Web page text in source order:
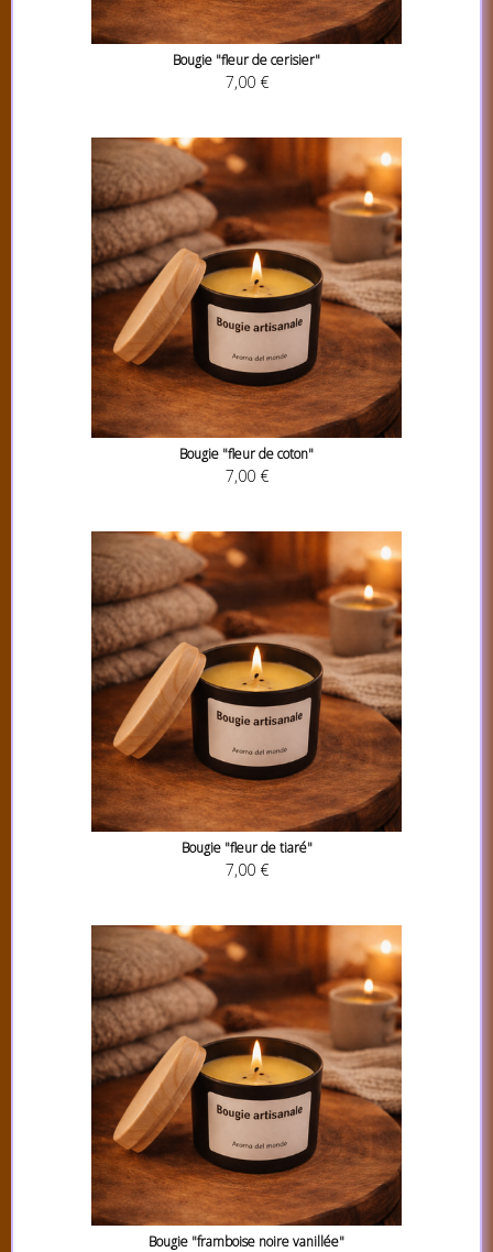
Bougie "fleur de cerisier"
7,00 €
Bougie "fleur de coton"
7,00 €
Bougie "fleur de tiaré"
7,00 €
Bougie "framboise noire vanillée"